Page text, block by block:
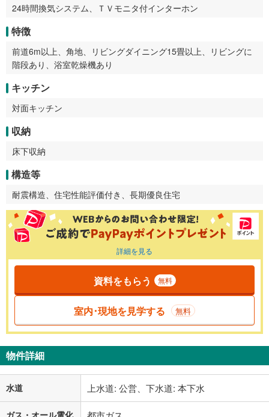
24時間換気システム、ＴＶモニタ付インターホン
特徴
前道6m以上、角地、リビングダイニング15畳以上、リビングに
階段あり、浴室乾燥機あり
キッチン
対面キッチン
収納
床下収納
構造等
耐震構造、住宅性能評価付き、長期優良住宅
詳細を見る
資料をもらう 無料
室内･現地を見学する 無料
物件詳細
水道 上水道: 公営、下水道: 本下水